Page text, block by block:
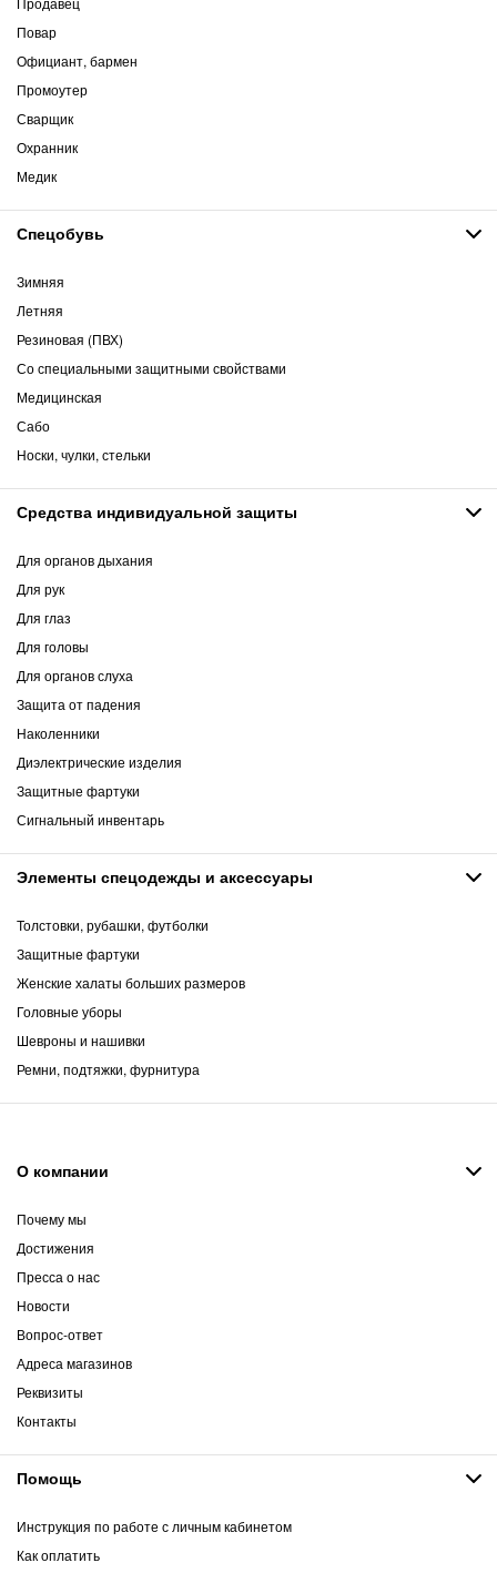
Повар
Официант, бармен
Промоутер
Сварщик
Охранник
Медик
Спецобувь
Зимняя
Летняя
Резиновая (ПВХ)
Со специальными защитными свойствами
Медицинская
Сабо
Носки, чулки, стельки
Средства индивидуальной защиты
Для органов дыхания
Для рук
Для глаз
Для головы
Для органов слуха
Защита от падения
Наколенники
Диэлектрические изделия
Защитные фартуки
Сигнальный инвентарь
Элементы спецодежды и аксессуары
Толстовки, рубашки, футболки
Защитные фартуки
Женские халаты больших размеров
Головные уборы
Шевроны и нашивки
Ремни, подтяжки, фурнитура
О компании
Почему мы
Достижения
Пресса о нас
Новости
Вопрос-ответ
Адреса магазинов
Реквизиты
Контакты
Помощь
Инструкция по работе с личным кабинетом
Как оплатить